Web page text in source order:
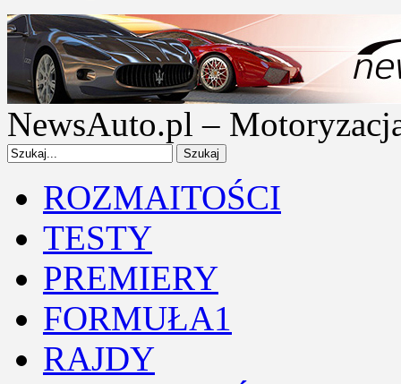
NewsAuto.pl –
ROZMAITOŚCI
TESTY
PREMIERY
FORMUŁA1
RAJDY